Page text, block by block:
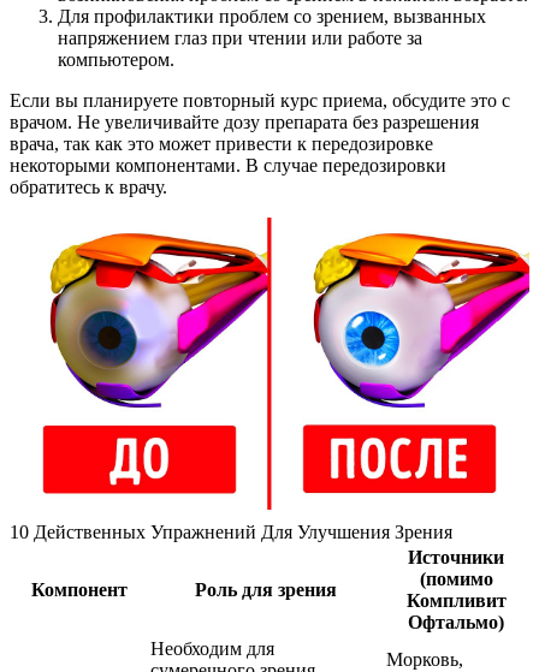
Для профилактики проблем со зрением, вызванных
напряжением глаз при чтении или работе за
компьютером.
Если вы планируете повторный курс приема, обсудите это с
врачом. Не увеличивайте дозу препарата без разрешения
врача, так как это может привести к передозировке
некоторыми компонентами. В случае передозировки
обратитесь к врачу.
10 Действенных Упражнений Для Улучшения Зрения
Компонент Роль для зрения
Источники
(помимо
Компливит
Офтальмо)
Необходим для
Морковь,